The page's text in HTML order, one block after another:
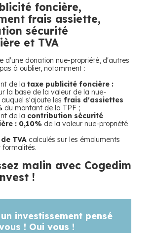
foncière,
frais assiette,
sécurité
et TVA
d'une donation nue-propriété, d'autres
à oublier, notamment :
de la taxe publicité foncière :
la base de la valeur de la nue-
s'ajoute les frais d'assiettes
du montant de la TPF ;
de la contribution sécurité
: 0,10% de la valeur nue-propriété
TVA calculés sur les émoluments
formalités.
malin avec Cogedim
!
investissement pensé
! Oui vous !